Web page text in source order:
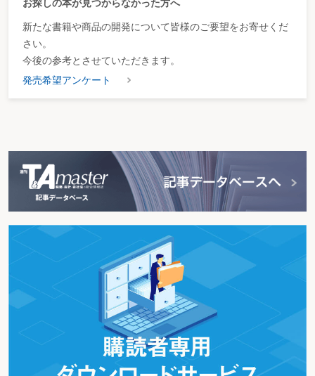
お探しの本が見つからなかった方へ
新たな書籍や商品の開発について皆様のご要望をお寄せくだ
さい。
今後の参考とさせていただきます。
発売希望アンケート